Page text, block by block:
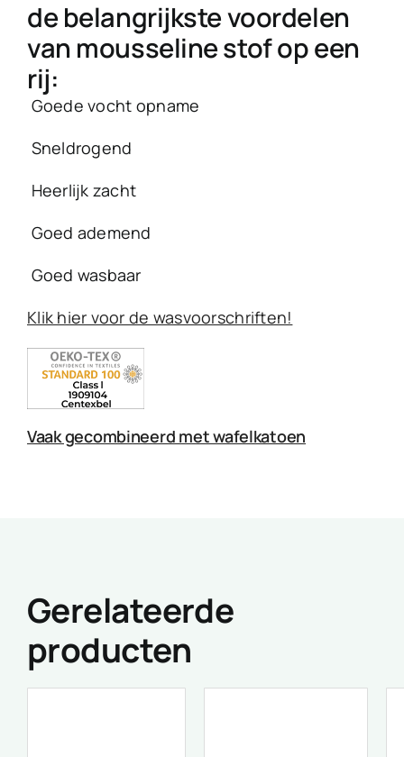
de belangrijkste voordelen
van mousseline stof op een
rij:
 Goede vocht opname
 Sneldrogend
 Heerlijk zacht
 Goed ademend
 Goed wasbaar
Klik hier voor de wasvoorschriften!
Vaak gecombineerd met wafelkatoen
Gerelateerde
producten